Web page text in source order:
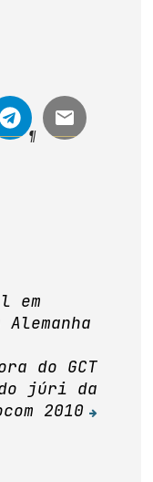
em
do GCT
júri da
2010